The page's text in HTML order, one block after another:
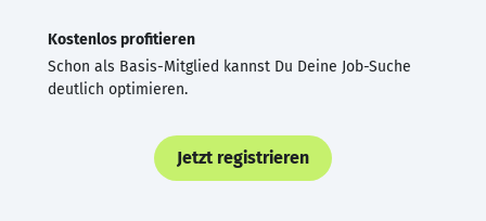
Kostenlos profitieren
Schon als Basis-Mitglied kannst Du Deine Job-Suche
deutlich optimieren.
Jetzt registrieren